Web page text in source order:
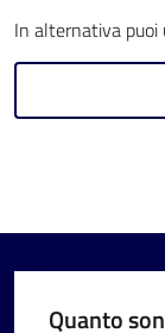
s
i
I
In alternativa puoi
Quanto